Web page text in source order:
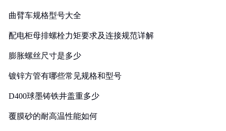
曲臂车规格型号大全
配电柜母排螺栓力矩要求及连接规范详解
膨胀螺丝尺寸是多少
镀锌方管有哪些常见规格和型号
D400球墨铸铁井盖重多少
覆膜砂的耐高温性能如何